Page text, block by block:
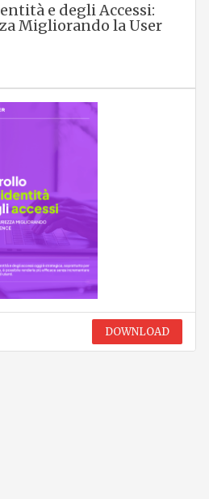
e degli Accessi:
Migliorando la User
DOWNLOAD